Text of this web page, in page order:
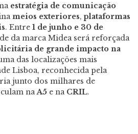
estratégia de comunicação
meios exteriores, plataformas
. Entre 1 de junho e 30 de
da marca Midea será reforçada
de grande impacto na
das localizações mais
Lisboa, reconhecida pela
junto dos milhares de
naA5 e na CRIL.